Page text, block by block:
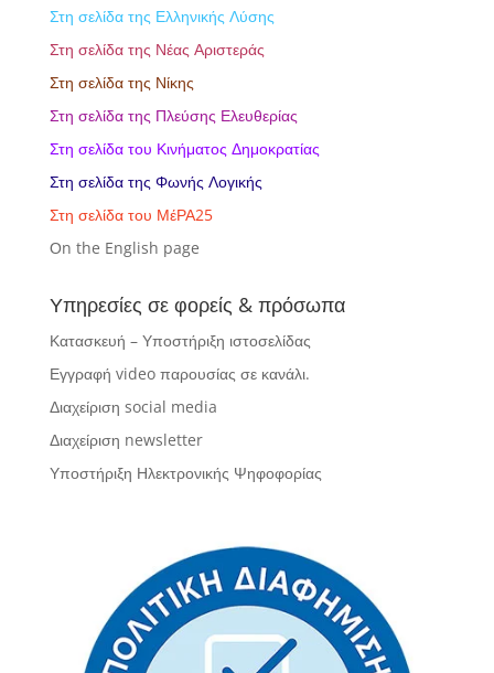
Στη σελίδα της Ελληνικής Λύσης
Στη σελίδα της Νέας Αριστεράς
Στη σελίδα της Νίκης
Στη σελίδα της Πλεύσης Ελευθερίας
Στη σελίδα του Κινήματος Δημοκρατίας
Στη σελίδα της Φωνής Λογικής
Στη σελίδα του ΜέΡΑ25
Οn the English page
Υπηρεσίες σε φορείς & πρόσωπα
Κατασκευή – Υποστήριξη ιστοσελίδας
Εγγραφή video παρουσίας σε κανάλι.
Διαχείριση social media
Διαχείριση newsletter
Υποστήριξη Ηλεκτρονικής Ψηφοφορίας